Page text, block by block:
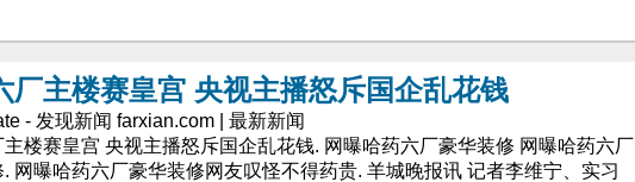
厂主楼赛皇宫 央视主播怒斥国企乱花钱
- 发现新闻 farxian.com | 最新新闻
主楼赛皇宫 央视主播怒斥国企乱花钱. 网曝哈药六厂豪华装修 网曝哈药六厂
网曝哈药六厂豪华装修网友叹怪不得药贵. 羊城晚报讯 记者李维宁、实习